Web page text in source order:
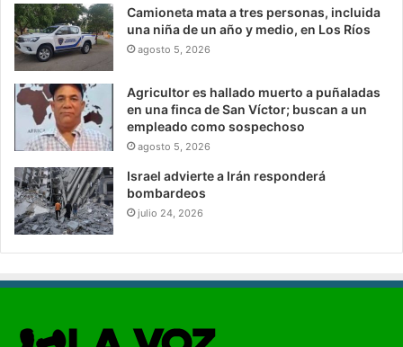
Camioneta mata a tres personas, incluida
una niña de un año y medio, en Los Ríos
agosto 5, 2026
Agricultor es hallado muerto a puñaladas
en una finca de San Víctor; buscan a un
empleado como sospechoso
agosto 5, 2026
Israel advierte a Irán responderá
bombardeos
julio 24, 2026